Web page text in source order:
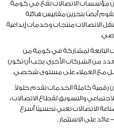
مؤسسات الاتصالات تقع في كومة
تقوم أيضًا بتخزين مقاييس هائلة
الاتصالات منتجات وخدمات إبداعية
التابعة لمشاركة في كومة من
من الشركات الأخرى. يجب أن تكون
مع العملاء على مستوى شخصي.
رقمية كاملة الخدمات تقدم حلولاً
والتسويق لقطاع الاتصالات ،
الاتصالات تعني تحسينًا أسرع
عائد على الاستثمار .